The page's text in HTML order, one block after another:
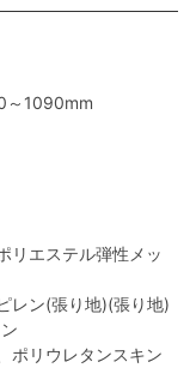
1090mm
リエステル弾性メッ
レン(張り地)(張り地)
ポリウレタンスキン